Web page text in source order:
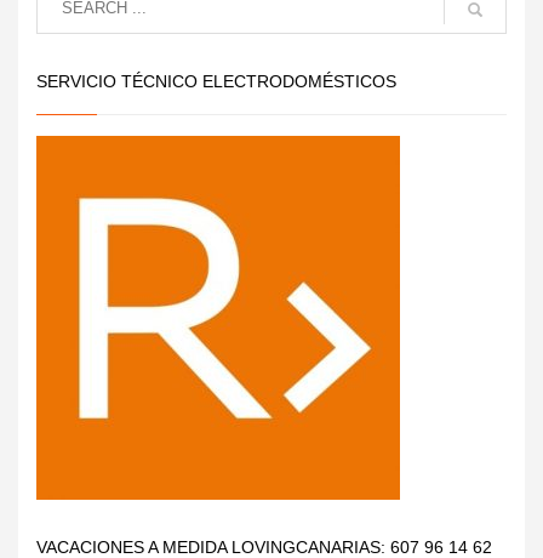
SERVICIO TÉCNICO ELECTRODOMÉSTICOS
VACACIONES A MEDIDA LOVINGCANARIAS: 607 96 14 62